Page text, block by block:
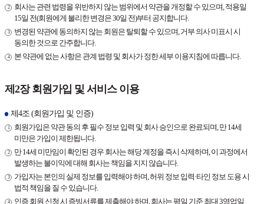
회사는 관련 법령을 위반하지 않는 범위에서 약관을 개정할 수 있으며, 적용일
15일 전(회원에게 불리한 변경은 30일 전)부터 공지합니다.
변경된 약관에 동의하지 않는 회원은 탈퇴할 수 있으며, 거부 의사 미표시 시
동의한 것으로 간주합니다.
본 약관에 없는 사항은 관계 법령 및 회사가 정한 세부 이용지침에 따릅니다.
제2장 회원가입 및 서비스 이용
제4조 (회원가입 및 인증)
회원가입은 약관 동의 후 필수 정보 입력 및 회사 승인으로 완료되며, 만 14세
미만은 가입이 제한됩니다.
만 14세 미만임이 확인된 경우 회사는 해당 계정을 즉시 삭제하며, 이 과정에서
발생하는 불이익에 대해 회사는 책임을 지지 않습니다.
가입자는 본인의 실제 정보를 입력해야 하며, 허위 정보 입력·타인 정보 도용 시
법적 책임을 질 수 있습니다.
인증 회원 신청 시 증빙서류를 제출해야 하며, 회사는 평일 기준 최대 3영업일